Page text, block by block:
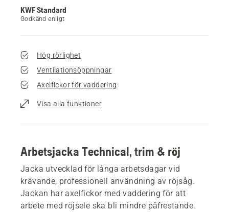
KWF Standard
Godkänd enligt
Hög rörlighet
Ventilationsöppningar
Axelfickor för vaddering
Visa alla funktioner
Arbetsjacka Technical, trim & röj
Jacka utvecklad för långa arbetsdagar vid
krävande, professionell användning av röjsåg.
Jackan har axelfickor med vaddering för att
arbete med röjsele ska bli mindre påfrestande.